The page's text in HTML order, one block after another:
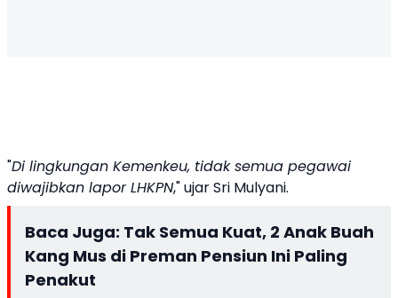
"Di lingkungan Kemenkeu, tidak semua pegawai
diwajibkan lapor LHKPN," ujar Sri Mulyani.
Baca Juga: Tak Semua Kuat, 2 Anak Buah
Kang Mus di Preman Pensiun Ini Paling
Penakut